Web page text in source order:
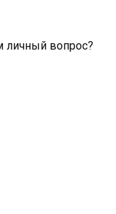
вопрос?